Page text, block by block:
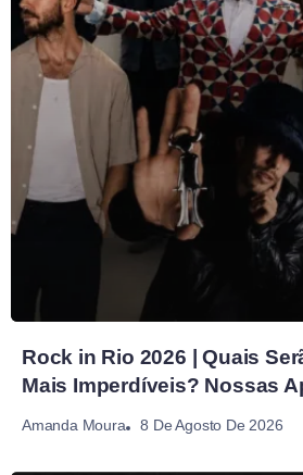
Rock in Rio 2026 | Quais
Mais Imperdíveis? Nossas
Amanda Moura 8 De Agosto De 2026